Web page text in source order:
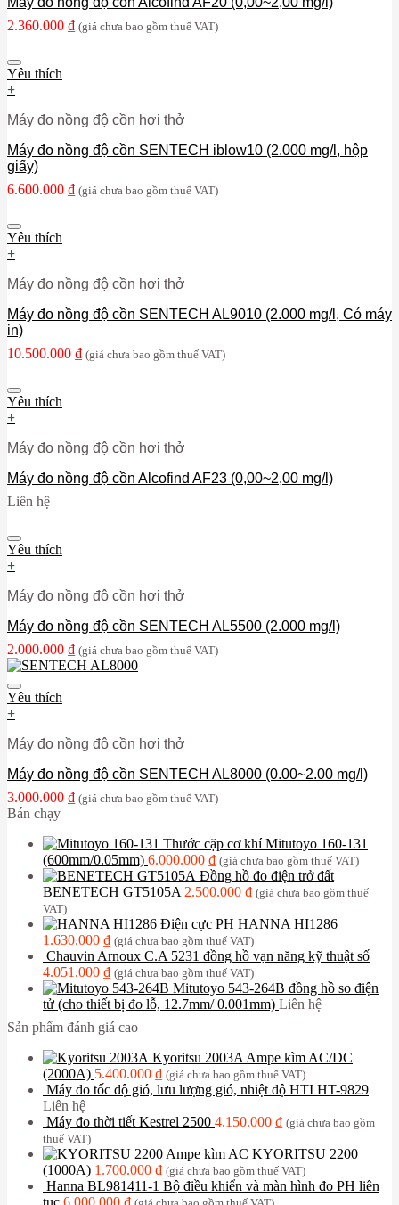
2.360.000 ₫ (giá chưa bao gồm thuế VAT)
Yêu thích
+
Máy đo nồng độ cồn hơi thở
Máy đo nồng độ cồn SENTECH iblow10 (2.000 mg/l, hộp
giấy)
6.600.000 ₫ (giá chưa bao gồm thuế VAT)
Yêu thích
+
Máy đo nồng độ cồn hơi thở
Máy đo nồng độ cồn SENTECH AL9010 (2.000 mg/l, Có máy
in)
10.500.000 ₫ (giá chưa bao gồm thuế VAT)
Yêu thích
+
Máy đo nồng độ cồn hơi thở
Máy đo nồng độ cồn Alcofind AF23 (0,00~2,00 mg/l)
Liên hệ
Yêu thích
+
Máy đo nồng độ cồn hơi thở
Máy đo nồng độ cồn SENTECH AL5500 (2.000 mg/l)
2.000.000 ₫ (giá chưa bao gồm thuế VAT)
Yêu thích
+
Máy đo nồng độ cồn hơi thở
Máy đo nồng độ cồn SENTECH AL8000 (0.00~2.00 mg/l)
3.000.000 ₫ (giá chưa bao gồm thuế VAT)
Bán chạy
Thước cặp cơ khí Mitutoyo 160-131
(600mm/0.05mm) 6.000.000 ₫ (giá chưa bao gồm thuế VAT)
Đồng hồ đo điện trở đất
BENETECH GT5105A 2.500.000 ₫ (giá chưa bao gồm thuế
VAT)
Điện cực PH HANNA HI1286
1.630.000 ₫ (giá chưa bao gồm thuế VAT)
Chauvin Arnoux C.A 5231 đồng hồ vạn năng kỹ thuật số
4.051.000 ₫ (giá chưa bao gồm thuế VAT)
Mitutoyo 543-264B đồng hồ so điện
tử (cho thiết bị đo lỗ, 12.7mm/ 0.001mm) Liên hệ
Sản phẩm đánh giá cao
Kyoritsu 2003A Ampe kìm AC/DC
(2000A) 5.400.000 ₫ (giá chưa bao gồm thuế VAT)
Máy đo tốc độ gió, lưu lượng gió, nhiệt độ HTI HT-9829
Liên hệ
Máy đo thời tiết Kestrel 2500 4.150.000 ₫ (giá chưa bao gồm
thuế VAT)
Ampe kìm AC KYORITSU 2200
(1000A) 1.700.000 ₫ (giá chưa bao gồm thuế VAT)
Hanna BL981411-1 Bộ điều khiển và màn hình đo PH liên